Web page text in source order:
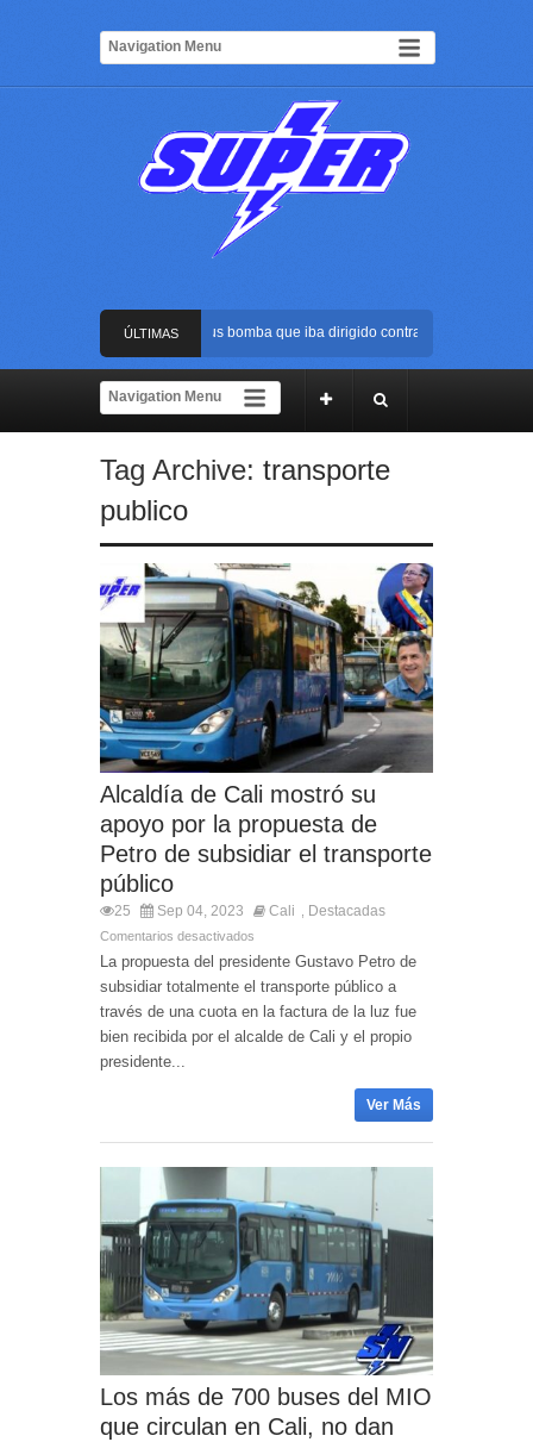
ÚLTIMAS
NOTICIAS
Frustran atentado con bus bomba que iba dirigido contra Cali durante la
La Arena USC será el escenario de la posesión presidencial de Abelardo
Rápida reacción policial evitó que presunto agresor escapara tras atacar a
Frustran atentado con bus bomba que iba dirigido contra Cali durante la
Tag Archive: transporte
publico
Alcaldía de Cali mostró su
apoyo por la propuesta de
Petro de subsidiar el transporte
público
25 Sep 04, 2023 Cali Destacadas
Comentarios desactivados
La propuesta del presidente Gustavo Petro de
subsidiar totalmente el transporte público a
través de una cuota en la factura de la luz fue
bien recibida por el alcalde de Cali y el propio
presidente...
Ver Más
Los más de 700 buses del MIO
que circulan en Cali, no dan